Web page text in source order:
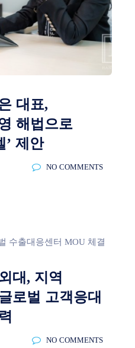
대표,
해법으로
’ 제안
NO COMMENTS
대, 지역
로벌 고객응대
NO COMMENTS